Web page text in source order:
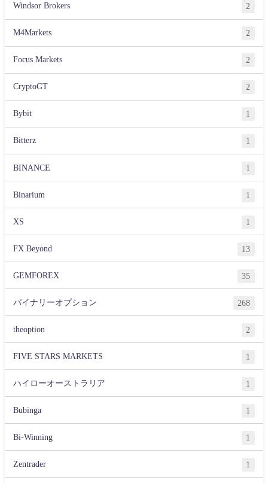
Windsor Brokers 2
M4Markets 2
Focus Markets 2
CryptoGT 2
Bybit 1
Bitterz 1
BINANCE 1
Binarium 1
XS 1
FX Beyond 13
GEMFOREX 35
バイナリーオプション 268
theoption 2
FIVE STARS MARKETS 1
ハイローオーストラリア 1
Bubinga 1
Bi-Winning 1
Zentrader 1